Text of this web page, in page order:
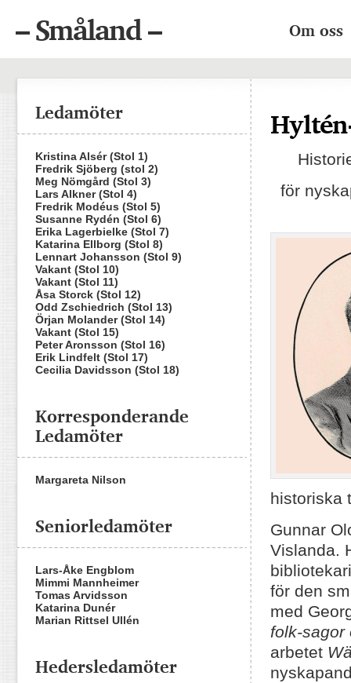
– Småland – Om oss
för
historiska
Gunnar
Vislanda.
för den
med
folk-
arbetet
Ledamöter
Kristina Alsér (Stol 1)
Fredrik Sjöberg (stol 2)
Meg Nömgård (Stol 3)
Lars Alkner (Stol 4)
Fredrik Modéus (Stol 5)
Susanne Rydén (Stol 6)
Erika Lagerbielke (Stol 7)
Katarina Ellborg (Stol 8)
Lennart Johansson (Stol 9)
Vakant (Stol 10)
Vakant (Stol 11)
Åsa Storck (Stol 12)
Odd Zschiedrich (Stol 13)
Örjan Molander (Stol 14)
Vakant (Stol 15)
Peter Aronsson (Stol 16)
Erik Lindfelt (Stol 17)
Cecilia Davidsson (Stol 18)
Korresponderande
Ledamöter
Margareta Nilson
Seniorledamöter
Lars-Åke Engblom
Mimmi Mannheimer
Tomas Arvidsson
Katarina Dunér
Marian Rittsel Ullén
Hedersledamöter